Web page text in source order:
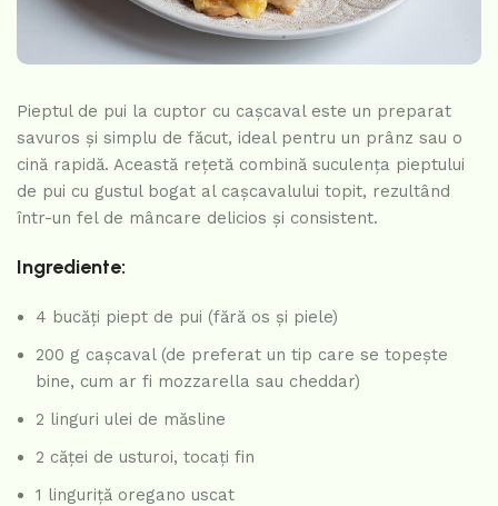
Pieptul de pui la cuptor cu cașcaval este un preparat
savuros și simplu de făcut, ideal pentru un prânz sau o
cină rapidă. Această rețetă combină suculența pieptului
de pui cu gustul bogat al cașcavalului topit, rezultând
într-un fel de mâncare delicios și consistent.
Ingrediente:
4 bucăți piept de pui (fără os și piele)
200 g cașcaval (de preferat un tip care se topește
bine, cum ar fi mozzarella sau cheddar)
2 linguri ulei de măsline
2 căței de usturoi, tocați fin
1 linguriță oregano uscat